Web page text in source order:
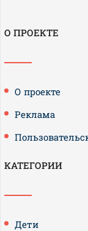
О ПРОЕКТЕ
О проекте
Реклама
КАТЕГОРИИ
Дети